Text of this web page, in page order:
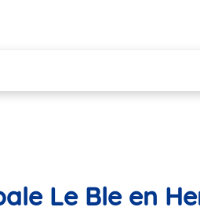
Le Ble en